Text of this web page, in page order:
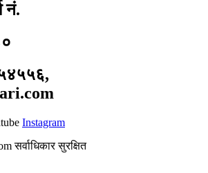
नं.
Instagram
सर्वाधिकार सुरक्षित